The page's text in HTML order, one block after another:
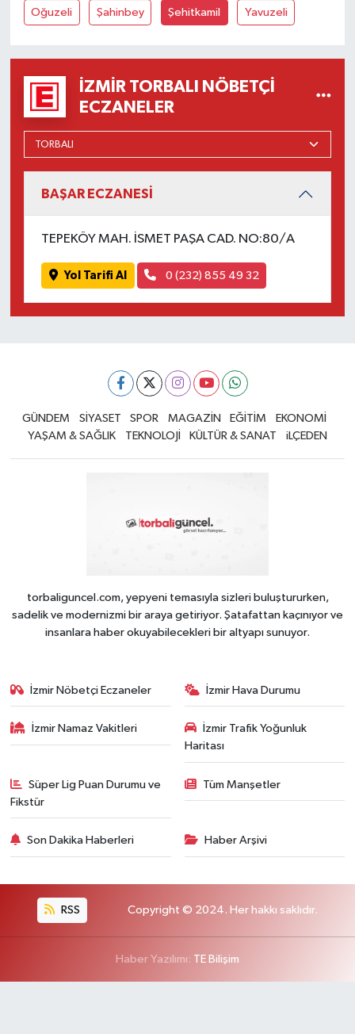
Oğuzeli Şahinbey Şehitkamil Yavuzeli
İZMIR TORBALI NÖBETÇI
ECZANELER
BAŞAR ECZANESİ
TEPEKÖY MAH. İSMET PAŞA CAD. NO:80/A
Yol Tarifi Al 0 (232) 855 49 32
GÜNDEM SİYASET SPOR MAGAZİN EĞİTİM
EKONOMİ
YAŞAM & SAĞLIK
TEKNOLOJİ KÜLTÜR & SANAT iLÇEDEN
torbaliguncel.com, yepyeni temasıyla sizleri buluştururken,
sadelik ve modernizmi bir araya getiriyor. Şatafattan kaçınıyor ve
insanlara haber okuyabilecekleri bir altyapı sunuyor.
İzmir Nöbetçi Eczaneler İzmir Hava Durumu
İzmir Namaz Vakitleri
İzmir Trafik Yoğunluk
Haritası
Süper Lig Puan Durumu ve
Fikstür
Tüm Manşetler
Son Dakika Haberleri Haber Arşivi
RSS Copyright © 2024. Her hakkı saklıdır.
Haber Yazılımı: TE Bilişim